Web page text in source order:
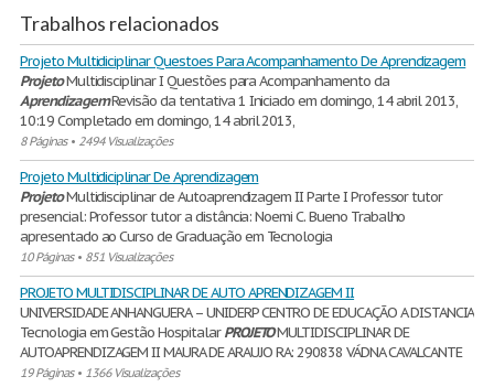
Trabalhos relacionados
Projeto Multidiciplinar Questoes Para Acompanhamento De Aprendizagem
ProjetoMultidisciplinar I Questões para Acompanhamento da
AprendizagemRevisão da tentativa 1 Iniciado em domingo, 14 abril 2013,
10:19 Completado em domingo, 14 abril 2013,
8 Páginas• 2494 Visualizações
Projeto Multidiciplinar De Aprendizagem
ProjetoMultidisciplinar de Autoaprendizagem II Parte I Professor tutor
presencial: Professor tutor a distância: Noemi C. Bueno Trabalho
apresentado ao Curso de Graduação em Tecnologia
10 Páginas• 851 Visualizações
PROJETO MULTIDISCIPLINAR DE AUTO APRENDIZAGEM II
UNIVERSIDADE ANHANGUERA – UNIDERP CENTRO DE EDUCAÇÃO A DISTANCIA
Tecnologia em Gestão HospitalarPROJETOMULTIDISCIPLINAR DE
AUTOAPRENDIZAGEM II MAURA DE ARAUJO RA: 290838 VÁDNA CAVALCANTE
19 Páginas• 1366 Visualizações